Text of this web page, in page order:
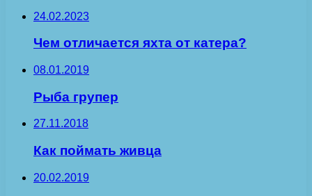
24.02.2023
Чем отличается яхта от катера?
08.01.2019
Рыба групер
27.11.2018
Как поймать живца
20.02.2019